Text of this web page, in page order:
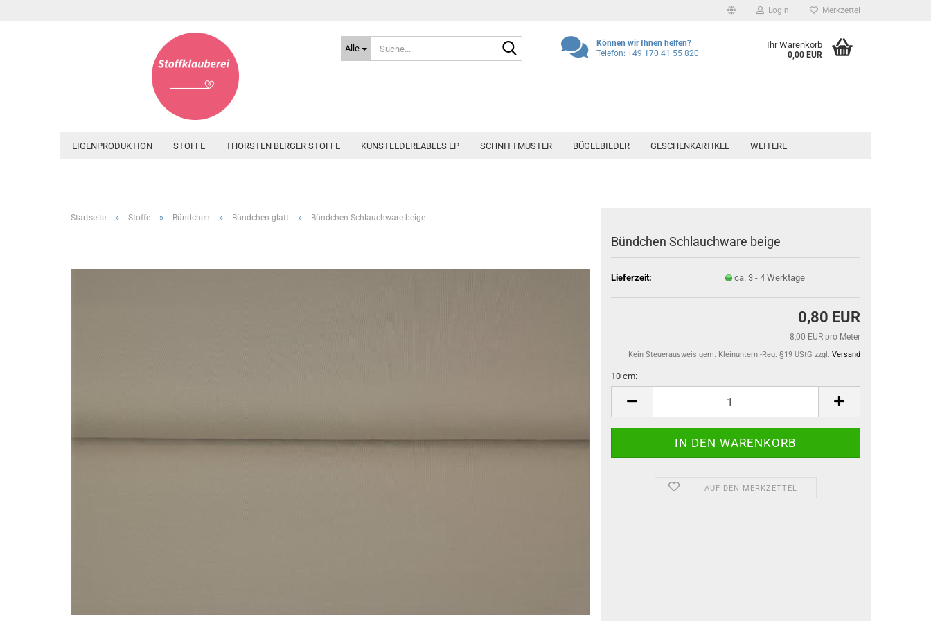
Login Merkzettel
Alle
Können wir Ihnen helfen?
Telefon: +49 170 41 55 820
Ihr Warenkorb
0,00 EUR
EIGENPRODUKTION STOFFE THORSTEN BERGER STOFFE KUNSTLEDERLABELS EP SCHNITTMUSTER BÜGELBILDER GESCHENKARTIKEL WEITERE
Startseite » Stoffe » Bündchen » Bündchen glatt » Bündchen Schlauchware beige
Bündchen Schlauchware beige
Lieferzeit: ca. 3 - 4 Werktage
0,80 EUR
8,00 EUR pro Meter
Kein Steuerausweis gem. Kleinuntern.-Reg. §19 UStG zzgl. Versand
10 cm:
AUF DEN MERKZETTEL